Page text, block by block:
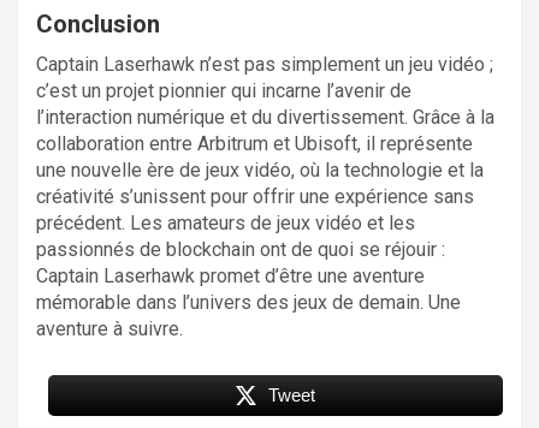
Conclusion
Captain Laserhawk n’est pas simplement un jeu vidéo ;
c’est un projet pionnier qui incarne l’avenir de
l’interaction numérique et du divertissement. Grâce à la
collaboration entre Arbitrum et Ubisoft, il représente
une nouvelle ère de jeux vidéo, où la technologie et la
créativité s’unissent pour offrir une expérience sans
précédent. Les amateurs de jeux vidéo et les
passionnés de blockchain ont de quoi se réjouir :
Captain Laserhawk promet d’être une aventure
mémorable dans l’univers des jeux de demain. Une
aventure à suivre.
Tweet